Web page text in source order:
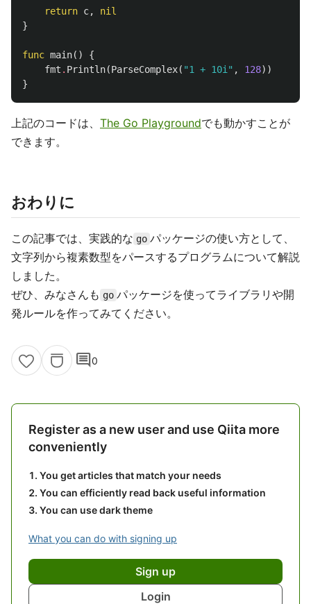
return c,
nil
}
func main()
{
fmt . Println(ParseComplex( "1 + 10i" , 128))
}
上記のコードは、 The Go Playgroundでも動かすことが
できます。
おわりに
この記事では、実践的な go パッケージの使い方として、
文字列から複素数型をパースするプログラムについて解説
しました。
ぜひ、みなさんも go パッケージを使ってライブラリや開
発ルールを作ってみてください。
comment0
Register as a new user and use Qiita more
conveniently
You get articles that match your needs
You can efficiently read back useful information
You can use dark theme
What you can do with signing up
Sign up
Login